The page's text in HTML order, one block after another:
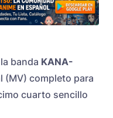
banda KANA-
(MV) completo para
cuarto sencillo